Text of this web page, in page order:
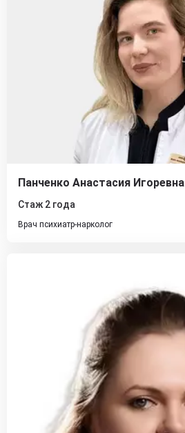
Панченко Анастасия Игоревна
Стаж 2 года
Врач психиатр-нарколог